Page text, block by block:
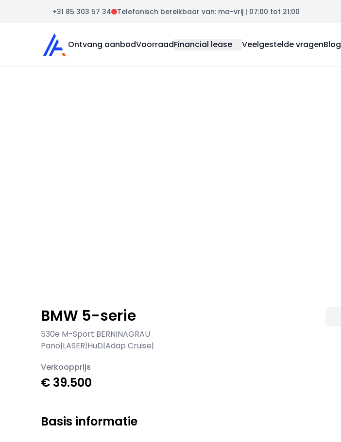
+31 85 303 57 34 Telefonisch bereikbaar van: ma-vrij | 07:00 tot 21:00
Auto Atlas
Ontvang aanbodVoorraadFinancial lease Veelgestelde vragenBlog
BMW 5-serie
530e M-Sport BERNINAGRAU
Pano|LASER|HuD|Adap Cruise|
Verkoopprijs
€ 39.500
Basis informatie